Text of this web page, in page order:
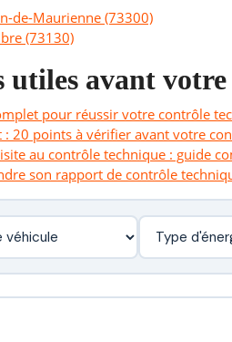
de-Maurienne (73300)
(73130)
utiles avant
pour réussir votre contrôle
: 20 points à vérifier avant votre
au contrôle technique : guide
son rapport de contrôle